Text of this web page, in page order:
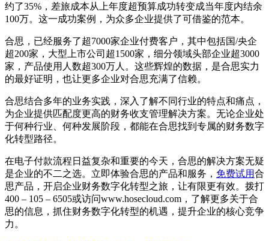
约了35%，差旅成本从上年度超预算成功转变成当年度内结余
100万。这一成功案例，为众多企业提供了可借鉴的范本。
合思，已经服务了超7000家企业付费客户，其中包括国/央企
超200家，大型上市公司超1500家，细分领域头部企业超3000
家，产品使用人数超300万人。这些辉煌的数据，是合思实力
的最好证明，也让更多企业对合思充满了信赖。
合思结合多年的业务实践，深入了解不同行业的特点和痛点，
为企业提供匹配度更高的财务收支管理解决方案。无论企业处
于何种行业、何种发展阶段，都能在合思找到专属的财务数字
化转型路径。
在电子付款流程日益复杂和重要的今天，合思的解决方案无疑
是企业的不二之选。立即体验合思的产品和服务， 免费试用合
思产品，开启企业财务数字化转型之旅，让有限更有效。拨打
400 – 105 – 6505或访问www.hosecloud.com，了解更多关于合
思的信息，抓住财务数字化转型的机遇，提升企业的核心竞争
力。